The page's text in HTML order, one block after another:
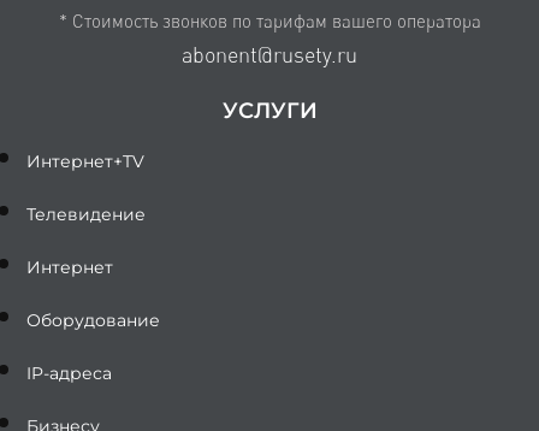
* Стоимость звонков по тарифам вашего оператора
abonent@rusety.ru
УСЛУГИ
Интернет+TV
Телевидение
Интернет
Оборудование
IP-адреса
Бизнесу